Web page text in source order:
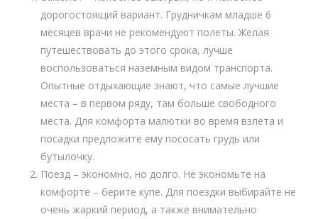
дорогостоящий вариант. Грудничкам младше 6
месяцев врачи не рекомендуют полеты. Желая
путешествовать до этого срока, лучше
воспользоваться наземным видом транспорта.
Опытные отдыхающие знают, что самые лучшие
места – в первом ряду, там больше свободного
места. Для комфорта малютки во время взлета и
посадки предложите ему пососать грудь или
бутылочку.
Поезд – экономно, но долго. Не экономьте на
комфорте – берите купе. Для поездки выбирайте не
очень жаркий период, а также внимательно